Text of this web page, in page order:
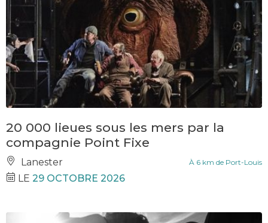
20 000 lieues sous les mers par la
compagnie Point Fixe
Lanester À 6 km de Port-Louis
LE 29 OCTOBRE 2026